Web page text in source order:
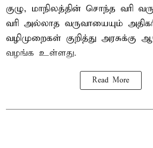
குழு, மாநிலத்தின் சொந்த வரி
வரி அல்லாத வருவாயையும்
வழிமுறைகள் குறித்து
வழங்க உள்ளது.
Read More